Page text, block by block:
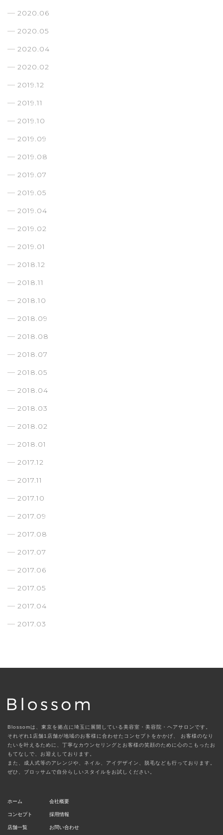
2020.06
2020.05
2020.04
2020.02
2019.12
2019.11
2019.10
2019.09
2019.08
2019.07
2019.05
2019.04
2019.02
2019.01
2018.12
2018.11
2018.10
2018.09
2018.08
2018.07
2018.05
2018.04
2018.03
2018.02
2018.01
2017.12
2017.11
2017.10
2017.09
2017.08
2017.07
2017.06
2017.05
2017.04
2017.03
Blossomは、東京を拠点に埼玉に展開している美容室・美容院・ヘアサロンです。
それぞれ1店舗1店舗が地域のお客様に合わせたコンセプトをかかげ、
お客様のなり
たいを叶えるために、丁寧なカウンセリングとお客様の笑顔のために心のこもったお
もてなしで、お迎えしております。
また、成人式等のアレンジや、ネイル、アイデザイン、脱毛なども行っております。
ぜひ、ブロッサムで自分らしいスタイルをお試しください。
ホーム
コンセプト
店舗一覧
会社概要
採用情報
お問い合わせ